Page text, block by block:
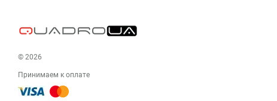
© 2026
Принимаем к оплате